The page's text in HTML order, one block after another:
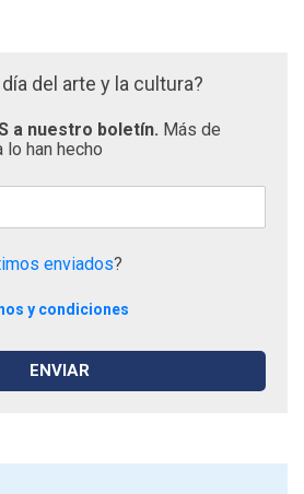
del arte y la cultura?
a nuestro boletín. Más de
han hecho
enviados?
y condiciones